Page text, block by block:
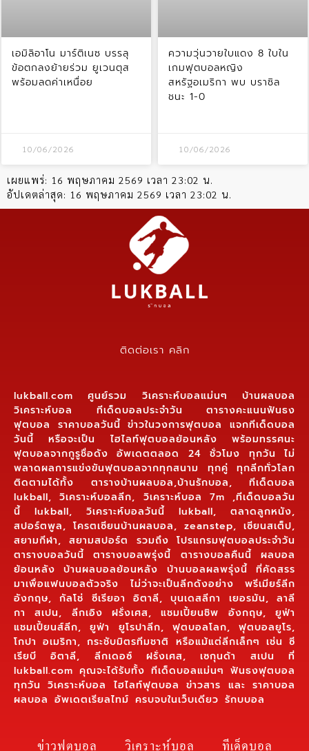
เอมิลิอาโน มาร์ติเนซ บรรลุ
ข้อตกลงย้ายร่วม ยูเวนตุส
พร้อมลดค่าเหนื่อย
10/06/2026
ความวุ่นวายใบแดง 8 ใบใน
เกมฟุตบอลหญิง
สหรัฐอเมริกา พบ บราซิล
ชนะ 1-0
10/06/2026
เผยแพร่: 16 พฤษภาคม 2569 เวลา 23:02 น.
อัปเดตล่าสุด: 16 พฤษภาคม 2569 เวลา 23:02 น.
ติดต่อเรา คลิก
lukball.com ศูนย์รวม วิเคราะห์บอลแม่นๆ บ้านผลบอล
วิเคราะห์บอล ทีเด็ดบอลประจำวัน ตารางคะแนนฟันธง
ฟุตบอล ราคาบอลวันนี้ ข่าวในวงการฟุตบอล แจกทีเด็ดบอล
วันนี้ หรือจะเป็น ไฮไลท์ฟุตบอลย้อนหลัง พร้อมทรรศนะ
ฟุตบอลจากกูรูชื่อดัง อัพเดตตลอด 24 ชั่วโมง ทุกวัน ไม่
พลาดผลการแข่งขันฟุตบอลจากทุกสนาม ทุกคู่ ทุกลีกทั่วโลก
ติดตามได้ทั้ง ตารางบ้านผลบอล,บ้านรักบอล, ทีเด็ดบอล
lukball, วิเคราะห์บอลลีก, วิเคราะห์บอล 7m ,ทีเด็ดบอลวัน
นี้ lukball, วิเคราะห์บอลวันนี้ lukball, ตลาดลูกหนัง,
สปอร์ตพูล, โครตเซียนบ้านผลบอล, zeanstep, เซียนสเต็ป,
สยามกีฬา, สยามสปอร์ต รวมถึง โปรแกรมฟุตบอลประจำวัน
ตารางบอลวันนี้ ตารางบอลพรุ่งนี้ ตารางบอลคืนนี้ ผลบอล
ย้อนหลัง บ้านผลบอลย้อนหลัง บ้านบอลผลพรุ่งนี้ ที่คัดสรร
มาเพื่อแฟนบอลตัวจริง ไม่ว่าจะเป็นลีกดังอย่าง พรีเมียร์ลีก
อังกฤษ, กัลโช่ ซีเรียอา อิตาลี, บุนเดสลีกา เยอรมัน, ลาลี
กา สเปน, ลีกเอิง ฝรั่งเศส, แชมเปี้ยนชิพ อังกฤษ, ยูฟ่า
แชมเปี้ยนส์ลีก, ยูฟ่า ยูโรปาลีก, ฟุตบอลโลก, ฟุตบอลยูโร,
โกปา อเมริกา, กระชับมิตรทีมชาติ หรือแม้แต่ลีกเล็กๆ เช่น ซี
เรียบี อิตาลี, ลีกเดอซ์ ฝรั่งเศส, เซกุนด้า สเปน ที่
lukball.com คุณจะได้รับทั้ง ทีเด็ดบอลแม่นๆ ฟันธงฟุตบอล
ทุกวัน วิเคราะห์บอล ไฮไลท์ฟุตบอล ข่าวสาร และ ราคาบอล
ผลบอล อัพเดตเรียลไทม์ ครบจบในเว็บเดียว รักบบอล
ข่าวฟุตบอล วิเคราะห์บอล ทีเด็ดบอล